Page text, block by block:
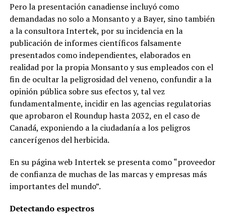
Pero la presentación canadiense incluyó como
demandadas no solo a Monsanto y a Bayer, sino también
a la consultora Intertek, por su incidencia en la
publicación de informes científicos falsamente
presentados como independientes, elaborados en
realidad por la propia Monsanto y sus empleados con el
fin de ocultar la peligrosidad del veneno, confundir a la
opinión pública sobre sus efectos y, tal vez
fundamentalmente, incidir en las agencias regulatorias
que aprobaron el Roundup hasta 2032, en el caso de
Canadá, exponiendo a la ciudadanía a los peligros
cancerígenos del herbicida.
En su página web Intertek se presenta como “proveedor
de confianza de muchas de las marcas y empresas más
importantes del mundo”.
Detectando espectros